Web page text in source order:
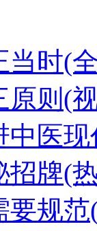
当时(
原则(
中医
招牌(
要规